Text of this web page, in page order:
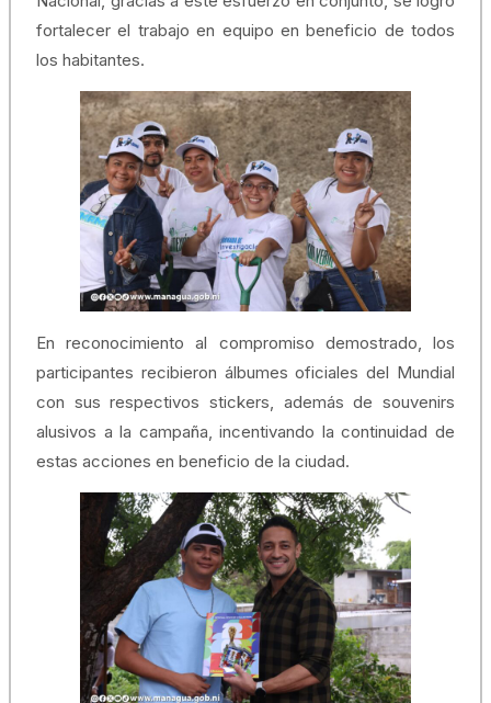
fortalecer el trabajo en equipo en beneficio de todos
los habitantes.
En reconocimiento al compromiso demostrado, los
participantes recibieron álbumes oficiales del Mundial
con sus respectivos stickers, además de souvenirs
alusivos a la campaña, incentivando la continuidad de
estas acciones en beneficio de la ciudad.